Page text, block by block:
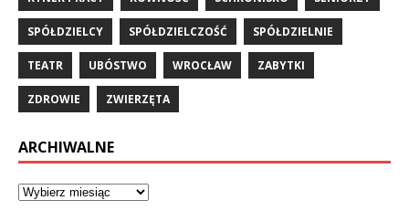
SPÓŁDZIELCY SPÓŁDZIELCZOŚĆ SPÓŁDZIELNIE
TEATR UBÓSTWO WROCŁAW ZABYTKI
ZDROWIE ZWIERZĘTA
ARCHIWALNE